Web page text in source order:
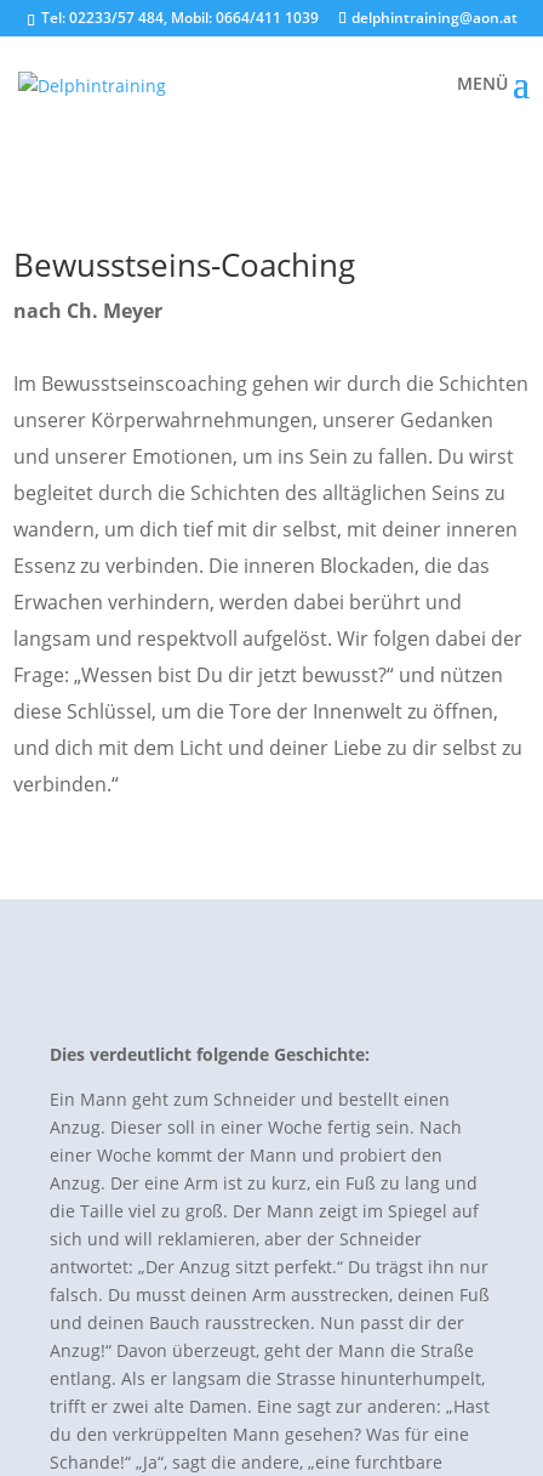
Tel: 02233/57 484, Mobil: 0664/411 1039 delphintraining@aon.at
Bewusstseins-Coaching
nach Ch. Meyer
Im Bewusstseinscoaching gehen wir durch die Schichten
unserer Körperwahrnehmungen, unserer Gedanken
und unserer Emotionen, um ins Sein zu fallen. Du wirst
begleitet durch die Schichten des alltäglichen Seins zu
wandern, um dich tief mit dir selbst, mit deiner inneren
Essenz zu verbinden. Die inneren Blockaden, die das
Erwachen verhindern, werden dabei berührt und
langsam und respektvoll aufgelöst. Wir folgen dabei der
Frage: „Wessen bist Du dir jetzt bewusst?“ und nützen
diese Schlüssel, um die Tore der Innenwelt zu öffnen,
und dich mit dem Licht und deiner Liebe zu dir selbst zu
verbinden.“
Dies verdeutlicht folgende Geschichte:
Ein Mann geht zum Schneider und bestellt einen
Anzug. Dieser soll in einer Woche fertig sein. Nach
einer Woche kommt der Mann und probiert den
Anzug. Der eine Arm ist zu kurz, ein Fuß zu lang und
die Taille viel zu groß. Der Mann zeigt im Spiegel auf
sich und will reklamieren, aber der Schneider
antwortet: „Der Anzug sitzt perfekt.“ Du trägst ihn nur
falsch. Du musst deinen Arm ausstrecken, deinen Fuß
und deinen Bauch rausstrecken. Nun passt dir der
Anzug!“ Davon überzeugt, geht der Mann die Straße
entlang. Als er langsam die Strasse hinunterhumpelt,
trifft er zwei alte Damen. Eine sagt zur anderen: „Hast
du den verkrüppelten Mann gesehen? Was für eine
Schande!“ „Ja“, sagt die andere, „eine furchtbare